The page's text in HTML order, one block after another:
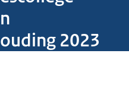
2023